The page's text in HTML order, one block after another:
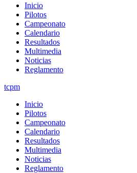
Inicio
Pilotos
Campeonato
Calendario
Resultados
Multimedia
Noticias
Reglamento
tcpm
Inicio
Pilotos
Campeonato
Calendario
Resultados
Multimedia
Noticias
Reglamento